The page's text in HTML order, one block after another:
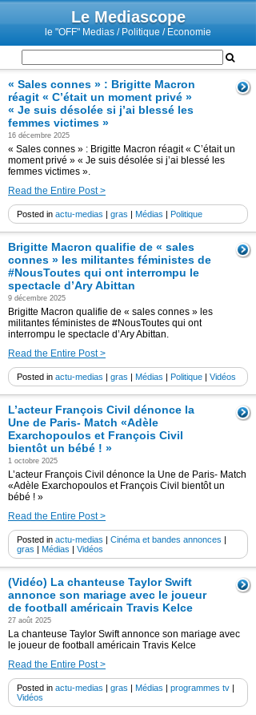
Le Mediascope
le "OFF" Medias / Politique / Economie
« Sales connes » : Brigitte Macron
réagit « C’était un moment privé »
« Je suis désolée si j’ai blessé les
femmes victimes »
16 décembre 2025
« Sales connes » : Brigitte Macron réagit « C’était un
moment privé » « Je suis désolée si j’ai blessé les
femmes victimes ».
Read the Entire Post >
Posted in actu-medias | gras | Médias | Politique
Brigitte Macron qualifie de « sales
connes » les militantes féministes de
#NousToutes qui ont interrompu le
spectacle d’Ary Abittan
9 décembre 2025
Brigitte Macron qualifie de « sales connes » les
militantes féministes de #NousToutes qui ont
interrompu le spectacle d’Ary Abittan.
Read the Entire Post >
Posted in actu-medias | gras | Médias | Politique | Vidéos
L’acteur François Civil dénonce la
Une de Paris- Match «Adèle
Exarchopoulos et François Civil
bientôt un bébé ! »
1 octobre 2025
L’acteur François Civil dénonce la Une de Paris- Match
«Adèle Exarchopoulos et François Civil bientôt un
bébé ! »
Read the Entire Post >
Posted in actu-medias | Cinéma et bandes annonces |
gras | Médias | Vidéos
(Vidéo) La chanteuse Taylor Swift
annonce son mariage avec le joueur
de football américain Travis Kelce
27 août 2025
La chanteuse Taylor Swift annonce son mariage avec
le joueur de football américain Travis Kelce
Read the Entire Post >
Posted in actu-medias | gras | Médias | programmes tv |
Vidéos